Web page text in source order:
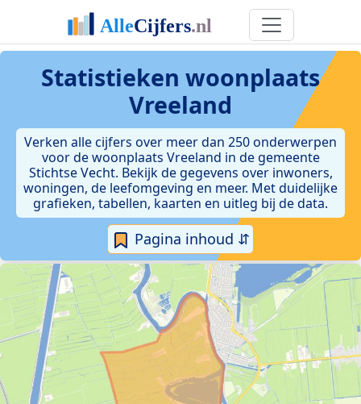
Statistieken woonplaats
Vreeland
Verken alle cijfers over meer dan 250 onderwerpen
voor de woonplaats Vreeland in de gemeente
Stichtse Vecht. Bekijk de gegevens over inwoners,
woningen, de leefomgeving en meer. Met duidelijke
grafieken, tabellen, kaarten en uitleg bij de data.
Pagina inhoud ⇵